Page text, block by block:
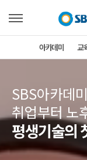
아카데미 교
SBS아카데
취업부터 노
평생기술의